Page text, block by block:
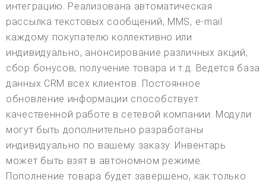
интеграцию. Реализована автоматическая
рассылка текстовых сообщений, MMS, e-mail
каждому покупателю коллективно или
индивидуально, анонсирование различных акций,
сбор бонусов, получение товара и т.д. Ведется база
данных CRM всех клиентов. Постоянное
обновление информации способствует
качественной работе в сетевой компании. Модули
могут быть дополнительно разработаны
индивидуально по вашему заказу. Инвентарь
может быть взят в автономном режиме.
Пополнение товара будет завершено, как только